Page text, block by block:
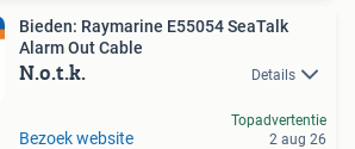
Bieden: Raymarine E55054 SeaTalk
Alarm Out Cable
N.o.t.k. Details
Bezoek website
Topadvertentie
2 aug 26